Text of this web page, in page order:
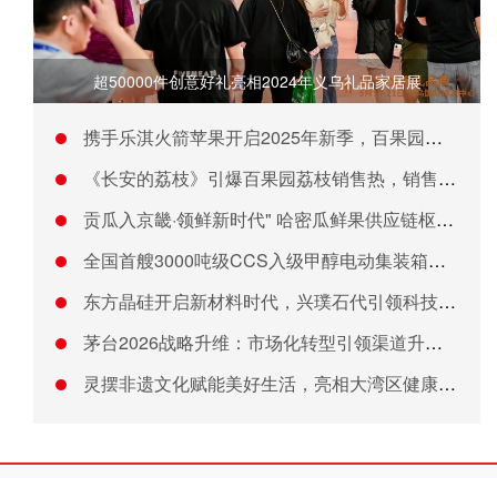
超50000件创意好礼亮相2024年义乌礼品家居展
携手乐淇火箭苹果开启2025年新季，百果园门店上新“妈妈的安
《长安的荔枝》引爆百果园荔枝销售热，销售额破7700万
贡瓜入京畿·领鲜新时代" 哈密瓜鲜果供应链枢纽开通
全国首艘3000吨级CCS入级甲醇电动集装箱船顺利吉水
东方晶硅开启新材料时代，兴璞石代引领科技美学新潮流
茅台2026战略升维：市场化转型引领渠道升级与共赢生态
灵摆非遗文化赋能美好生活，亮相大湾区健康产业展